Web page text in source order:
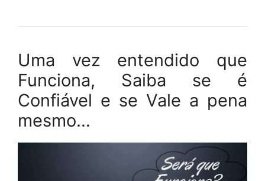
Uma vez entendido que
Funciona, Saiba se é
Confiável e se Vale a pena
mesmo…